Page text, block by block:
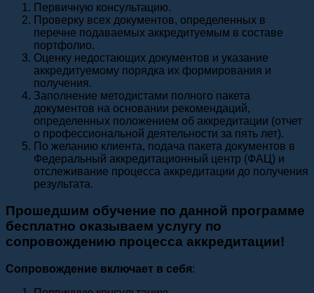
Первичную консультацию.
Проверку всех документов, определенных в
перечне подаваемых аккредитуемым в составе
портфолио.
Оценку недостающих документов и указание
аккредитуемому порядка их формирования и
получения.
Заполнение методистами полного пакета
документов на основании рекомендаций,
определенных положением об аккредитации (отчет
о профессиональной деятельности за пять лет).
По желанию клиента, подача пакета документов в
Федеральный аккредитационный центр (ФАЦ) и
отслеживание процесса аккредитации до получения
результата.
Прошедшим обучение по данной программе
бесплатно оказываем услугу по
сопровождению процесса аккредитации!
Сопровождение включает в себя: